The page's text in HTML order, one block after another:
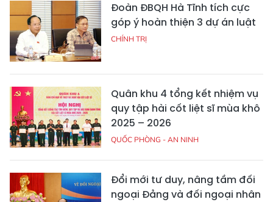
Đoàn ĐBQH Hà Tĩnh tích cực
góp ý hoàn thiện 3 dự án luật
CHÍNH TRỊ
Quân khu 4 tổng kết nhiệm vụ
quy tập hài cốt liệt sĩ mùa khô
2025 – 2026
QUỐC PHÒNG - AN NINH
Đổi mới tư duy, nâng tầm đối
ngoại Đảng và đối ngoại nhân